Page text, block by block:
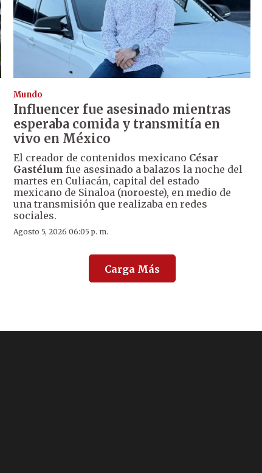
Mundo
Influencer fue asesinado mientras
esperaba comida y transmitía en
vivo en México
El creador de contenidos mexicano César
Gastélum fue asesinado a balazos la noche del
martes en Culiacán, capital del estado
mexicano de Sinaloa (noroeste), en medio de
una transmisión que realizaba en redes
sociales.
Agosto 5, 2026 06:05 p. m.
Carga Más